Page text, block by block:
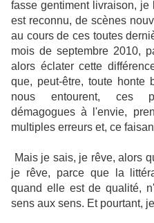
fasse gentiment livraison,
est reconnu, de scènes
au cours de ces toutes
mois de septembre 2010,
alors éclater cette
que, peut-être, toute honte
nous entourent, ces
démagogues à l'envie,
multiples erreurs et, ce
Mais je sais, je rêve, alors
je rêve, parce que la
quand elle est de qualité,
sens aux sens. Et pourtant,